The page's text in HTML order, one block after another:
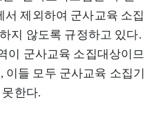
제외하여 군사교육 소집
지 않도록 규정하고 있다.
이 군사교육 소집대상이므
들 모두 군사교육 소집기
한다.